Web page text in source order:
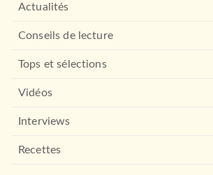
Actualités
Conseils de lecture
Tops et sélections
Vidéos
Interviews
Recettes